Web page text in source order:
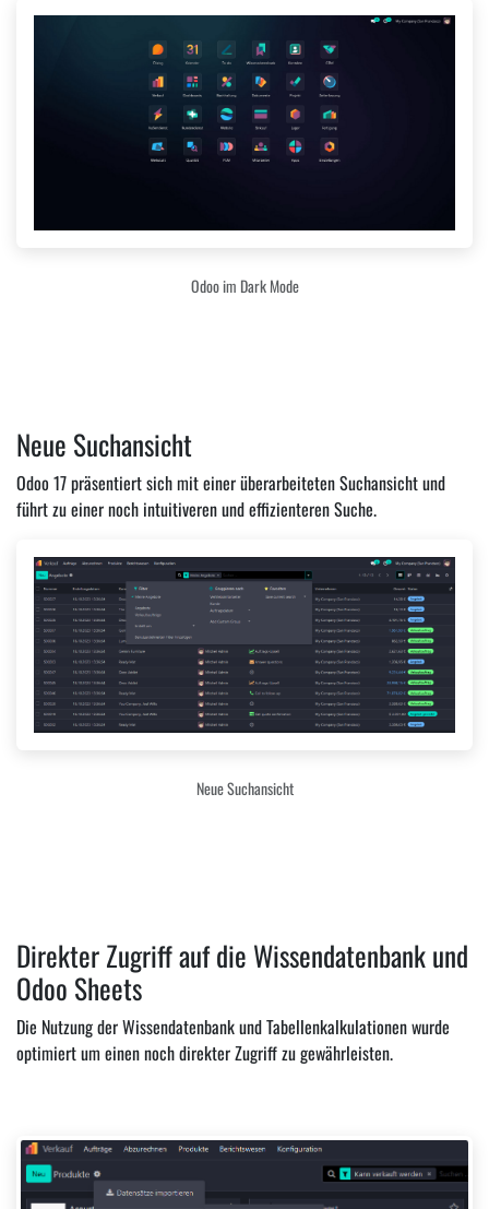
Odoo im Dark Mode
Neue Suchansicht
Odoo 17 präsentiert sich mit einer überarbeiteten Suchansicht und
führt zu einer noch intuitiveren und effizienteren Suche.
Neue Suchansicht
Direkter Zugriff auf die Wissendatenbank und
Odoo Sheets
Die Nutzung der Wissendatenbank und Tabellenkalkulationen wurde
optimiert um einen noch direkter Zugriff zu gewährleisten.